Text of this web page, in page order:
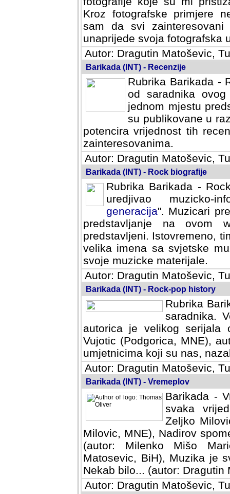
fotografske primjere
svi zainteresovani
svoja fotografska umijeca.
Autor: Dragutin Matoševic,
Barikada (INT) - Recenzije
Rubrika Barikada -
od saradnika
jednom mjestu
su publikovane u
potencira vrijednost tih
zainteresovanima.
Autor: Dragutin Matoševic,
Barikada (INT) - Rock biografije
Rubrika Barikada -
uredjivao muzicko-
Muzicari predstavljeni u
na ovom web portalu
Istovremeno, tim nacinom
sa svjetske muzicke scene
materijale.
Autor: Dragutin Matoševic,
Barikada (INT) - Rock-pop history
Rubrika
saradnika.
autorica je velikog serijala
Vujotic (Podgorica, MNE),
umjetnicima koji su nas,
Autor: Dragutin Matoševic,
Barikada (INT) - Vremeplov
Barikada -
svaka
Milovic,
MNE), Nadirov spomenar
Milenko Mišo Maric, UK),
Muzika je svirala (autor:
(autor: Dragutin Matosevic,
Autor: Dragutin Matoševic,